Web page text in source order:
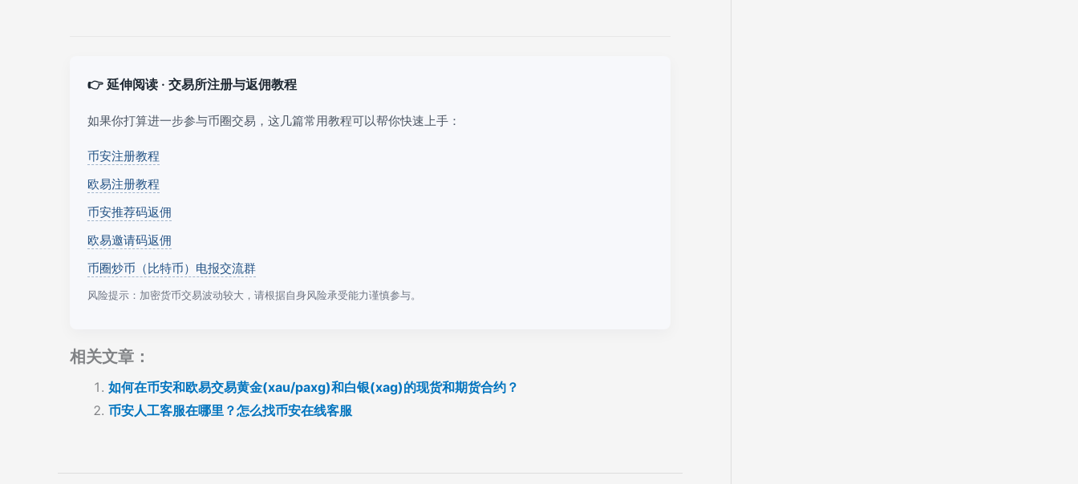
👉 延伸阅读 · 交易所注册与返佣教程
如果你打算进一步参与币圈交易，这几篇常用教程可以帮你快速上手：
币安注册教程
欧易注册教程
币安推荐码返佣
欧易邀请码返佣
币圈炒币（比特币）电报交流群
风险提示：加密货币交易波动较大，请根据自身风险承受能力谨慎参与。
相关文章：
如何在币安和欧易交易黄金(xau/paxg)和白银(xag)的现货和期货合约？
币安人工客服在哪里？怎么找币安在线客服